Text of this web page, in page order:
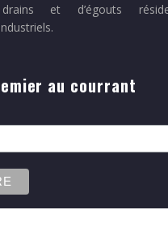
et d’égouts
au courrant